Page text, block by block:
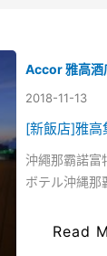
Accor 雅高酒
2018-11-13
[新飯店]雅高
沖繩那霸諾
ボテル沖縄
Read